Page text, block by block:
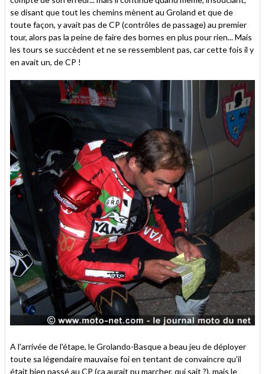
se disant que tout les chemins mènent au Groland et que de
toute façon, y avait pas de CP (contrôles de passage) au premier
tour, alors pas la peine de faire des bornes en plus pour rien... Mais
les tours se succèdent et ne se ressemblent pas, car cette fois il y
en avait un, de CP !
A l'arrivée de l'étape, le Grolando-Basque a beau jeu de déployer
toute sa légendaire mauvaise foi en tentant de convaincre qu'il
était bien passé au CP (ça aurait pu marcher, qui sait ?), mais le